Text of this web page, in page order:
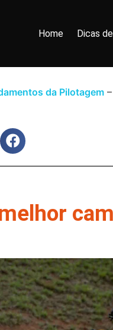
Home Dicas
da Pilotagem